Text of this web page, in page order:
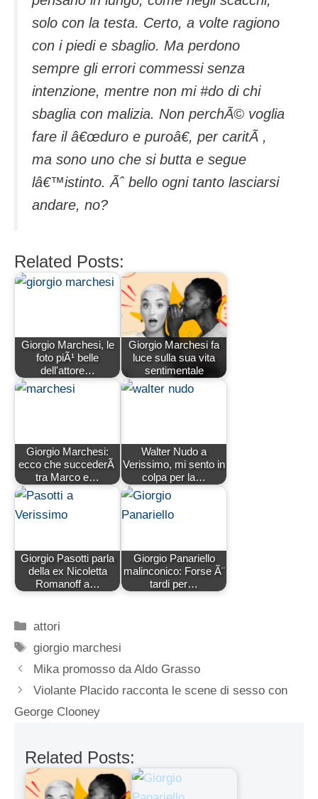
solo con la testa. Certo, a volte ragiono
con i piedi e sbaglio. Ma perdono
sempre gli errori commessi senza
intenzione, mentre non mi #do di chi
sbaglia con malizia. Non perchÃ© voglia
fare il â€œduro e puroâ€, per caritÃ ,
ma sono uno che si butta e segue
lâ€™istinto. Ãˆ bello ogni tanto lasciarsi
andare, no?
Related Posts:
Giorgio Marchesi, le
foto piÃ¹ belle
dell'attore…
Giorgio Marchesi fa
luce sulla sua vita
sentimentale
Giorgio Marchesi:
ecco che succederÃ
tra Marco e…
Walter Nudo a
Verissimo, mi sento in
colpa per la…
Giorgio Pasotti parla
della ex Nicoletta
Romanoff a…
Giorgio Panariello
malinconico: Forse Ã¨
tardi per…
Categorie
attori
Tag
giorgio marchesi
Mika promosso da Aldo Grasso
Violante Placido racconta le scene di sesso con
George Clooney
Related Posts: